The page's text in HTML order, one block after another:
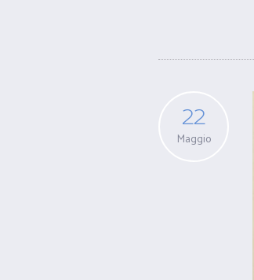
22
Maggio